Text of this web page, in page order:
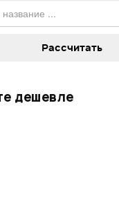
дешевле